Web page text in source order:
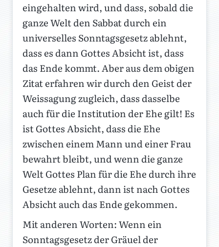
eingehalten wird, und dass, sobald die
ganze Welt den Sabbat durch ein
universelles Sonntagsgesetz ablehnt,
dass es dann Gottes Absicht ist, dass
das Ende kommt. Aber aus dem obigen
Zitat erfahren wir durch den Geist der
Weissagung zugleich, dass dasselbe
auch für die Institution der Ehe gilt! Es
ist Gottes Absicht, dass die Ehe
zwischen einem Mann und einer Frau
bewahrt bleibt, und wenn die ganze
Welt Gottes Plan für die Ehe durch ihre
Gesetze ablehnt, dann ist nach Gottes
Absicht auch das Ende gekommen.
Mit anderen Worten: Wenn ein
Sonntagsgesetz der Gräuel der